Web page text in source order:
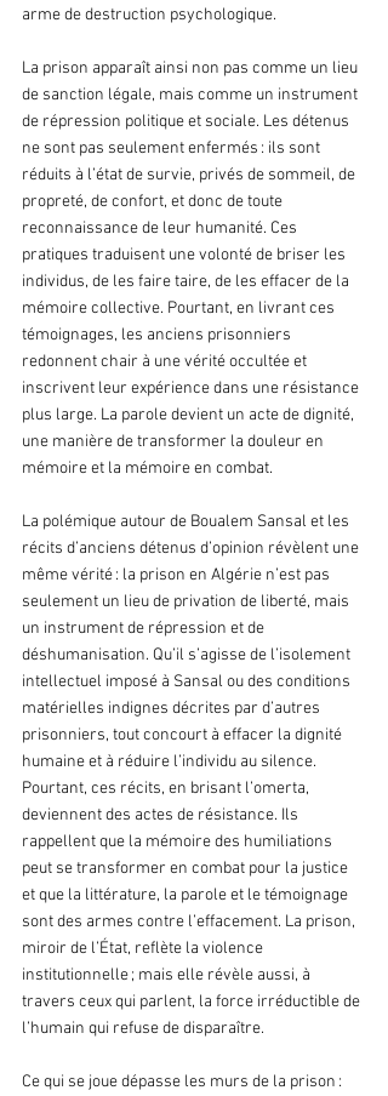
arme de destruction psychologique.
La prison apparaît ainsi non pas comme un lieu
de sanction légale, mais comme un instrument
de répression politique et sociale. Les détenus
ne sont pas seulement enfermés : ils sont
réduits à l’état de survie, privés de sommeil, de
propreté, de confort, et donc de toute
reconnaissance de leur humanité. Ces
pratiques traduisent une volonté de briser les
individus, de les faire taire, de les effacer de la
mémoire collective. Pourtant, en livrant ces
témoignages, les anciens prisonniers
redonnent chair à une vérité occultée et
inscrivent leur expérience dans une résistance
plus large. La parole devient un acte de dignité,
une manière de transformer la douleur en
mémoire et la mémoire en combat.
La polémique autour de Boualem Sansal et les
récits d’anciens détenus d’opinion révèlent une
même vérité : la prison en Algérie n’est pas
seulement un lieu de privation de liberté, mais
un instrument de répression et de
déshumanisation. Qu’il s’agisse de l’isolement
intellectuel imposé à Sansal ou des conditions
matérielles indignes décrites par d’autres
prisonniers, tout concourt à effacer la dignité
humaine et à réduire l’individu au silence.
Pourtant, ces récits, en brisant l’omerta,
deviennent des actes de résistance. Ils
rappellent que la mémoire des humiliations
peut se transformer en combat pour la justice
et que la littérature, la parole et le témoignage
sont des armes contre l’effacement. La prison,
miroir de l’État, reflète la violence
institutionnelle ; mais elle révèle aussi, à
travers ceux qui parlent, la force irréductible de
l’humain qui refuse de disparaître.
Ce qui se joue dépasse les murs de la prison :